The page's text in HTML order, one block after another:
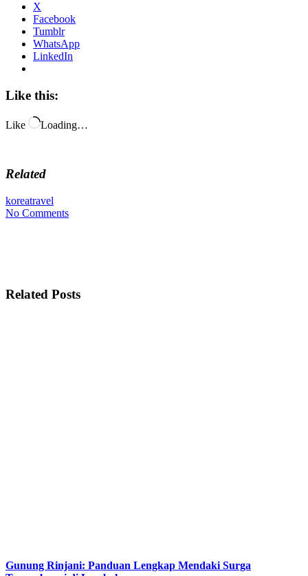
X
Facebook
Tumblr
WhatsApp
LinkedIn
Like this:
Like Loading…
Related
koreatravel
No Comments
Related Posts
Gunung Rinjani: Panduan Lengkap Mendaki Surga